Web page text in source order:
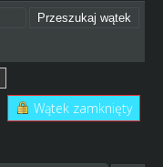
Wątek zamknięty